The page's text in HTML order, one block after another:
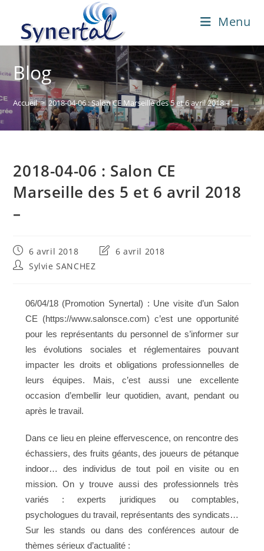
content
Menu
Blog
Accueil > 2018-04-06 : Salon CE Marseille des 5 et 6 avril 2018 –
2018-04-06 : Salon CE
Marseille des 5 et 6 avril 2018
–
Publication
publiée :
6 avril 2018
Dernière
6 avril 2018
Auteur/autrice
publication :
Sylvie SANCHEZ
06/04/18 (Promotion Synertal) : Une visite d’un Salon
CE (https://www.salonsce.com) c’est une opportunité
pour les représentants du personnel de s’informer sur
les évolutions sociales et réglementaires pouvant
impacter les droits et obligations professionnelles de
leurs équipes. Mais, c’est aussi une excellente
occasion d’embellir leur quotidien, avant, pendant ou
après le travail.
Dans ce lieu en pleine effervescence, on rencontre des
échassiers, des fruits géants, des joueurs de pétanque
indoor… des individus de tout poil en visite ou en
mission. On y trouve aussi des professionnels très
variés : experts juridiques ou comptables,
psychologues du travail, représentants des syndicats…
Sur les stands ou dans des conférences autour de
thèmes sérieux d’actualité :